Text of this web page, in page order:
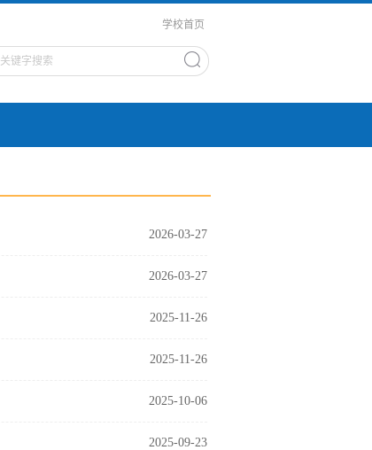
学校首页
2026-03-27
2026-03-27
2025-11-26
2025-11-26
2025-10-06
2025-09-23